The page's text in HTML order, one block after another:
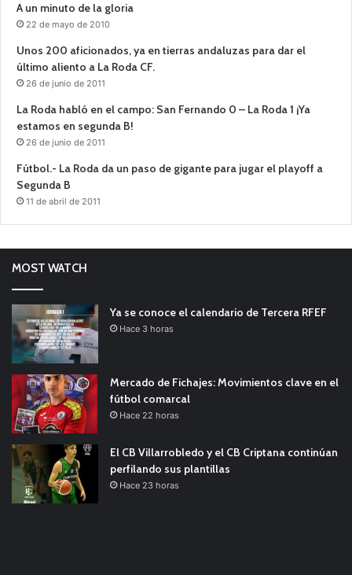
A un minuto de la gloria
22 de mayo de 2010
Unos 200 aficionados, ya en tierras andaluzas para dar el
último aliento a La Roda CF.
26 de junio de 2011
La Roda habló en el campo: San Fernando 0 – La Roda 1 ¡Ya
estamos en segunda B!
26 de junio de 2011
Fútbol.- La Roda da un paso de gigante para jugar el playoff a
Segunda B
11 de abril de 2011
MOST WATCH
Ya se conoce el calendario de Tercera RFEF
Hace 3 horas
Mercado de Fichajes: Movimientos clave en el
fútbol comarcal
Hace 22 horas
El CB Villarrobledo y el CB Criptana continúan
perfilando sus plantillas
Hace 23 horas